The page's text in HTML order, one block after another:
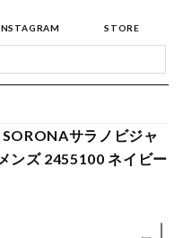
STORE
サラノビジャ
ンズ 2455100 ネイビー